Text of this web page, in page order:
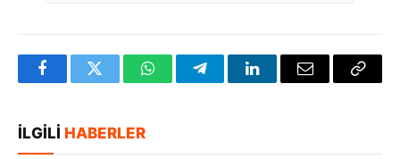
FacebookTwitter WhatsAppTelegramLinkedInE-
İLGILI HABERLER